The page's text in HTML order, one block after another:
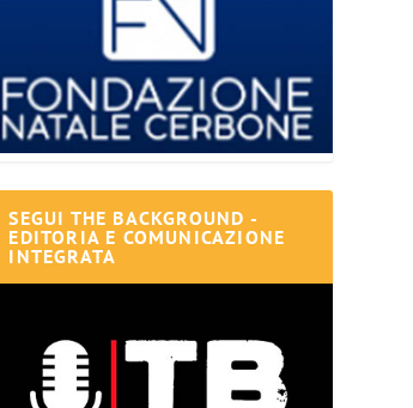
SEGUI THE BACKGROUND -
EDITORIA E COMUNICAZIONE
INTEGRATA